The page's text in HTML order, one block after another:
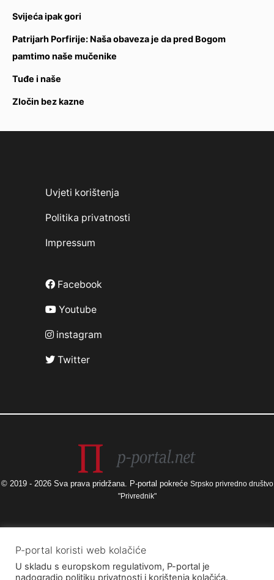
Svijeća ipak gori
Patrijarh Porfirije: Naša obaveza je da pred Bogom
pamtimo naše mučenike
Tuđe i naše
Zločin bez kazne
Uvjeti korištenja
Politika privatnosti
Impressum
Facebook
Youtube
instagram
Twitter
© 2019 - 2026 Sva prava pridržana. P-portal pokreće Srpsko privredno društvo
"Privrednik"
Izneseni stavovi i mišljenja samo su autorova i ne odražavaju nužno
službena stajališta Europske unije ili Europske komisije, kao ni stajališta
Agencije za elektroničke medije ni Ministarstva kulture i medija. Europska
P-portal koristi web kolačiće
U skladu s europskom regulativom, P-portal je
nadogradio politiku privatnosti i korištenja kolačića.